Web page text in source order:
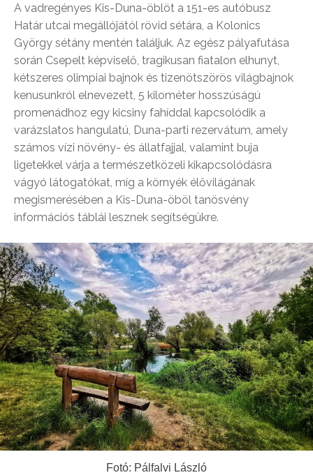
A vadregényes Kis-Duna-öblöt a 151-es autóbusz
Határ utcai megállójától rövid sétára, a Kolonics
György sétány mentén találjuk. Az egész pályafutása
során Csepelt képviselő, tragikusan fiatalon elhunyt,
kétszeres olimpiai bajnok és tizenötszörös világbajnok
kenusunkról elnevezett, 5 kilométer hosszúságú
promenádhoz egy kicsiny fahíddal kapcsolódik a
varázslatos hangulatú, Duna-parti rezervátum, amely
számos vízi növény- és állatfajjal, valamint buja
ligetekkel várja a természetközeli kikapcsolódásra
vágyó látogatókat, míg a környék élővilágának
megismerésében a Kis-Duna-öböl tanösvény
információs táblái lesznek segítségükre.
Fotó: Pálfalvi László